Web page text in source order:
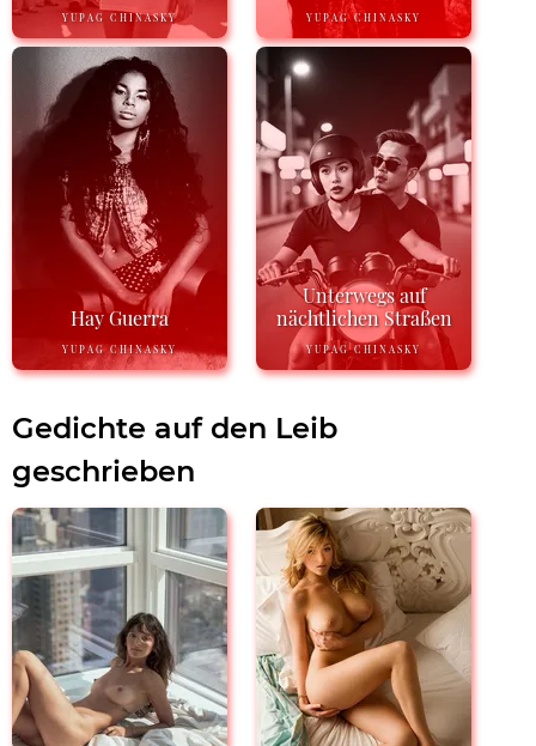
YUPAG CHINASKY YUPAG CHINASKY
Hay Guerra
YUPAG CHINASKY
Unterwegs auf
nächtlichen Straßen
YUPAG CHINASKY
Gedichte auf den Leib
geschrieben